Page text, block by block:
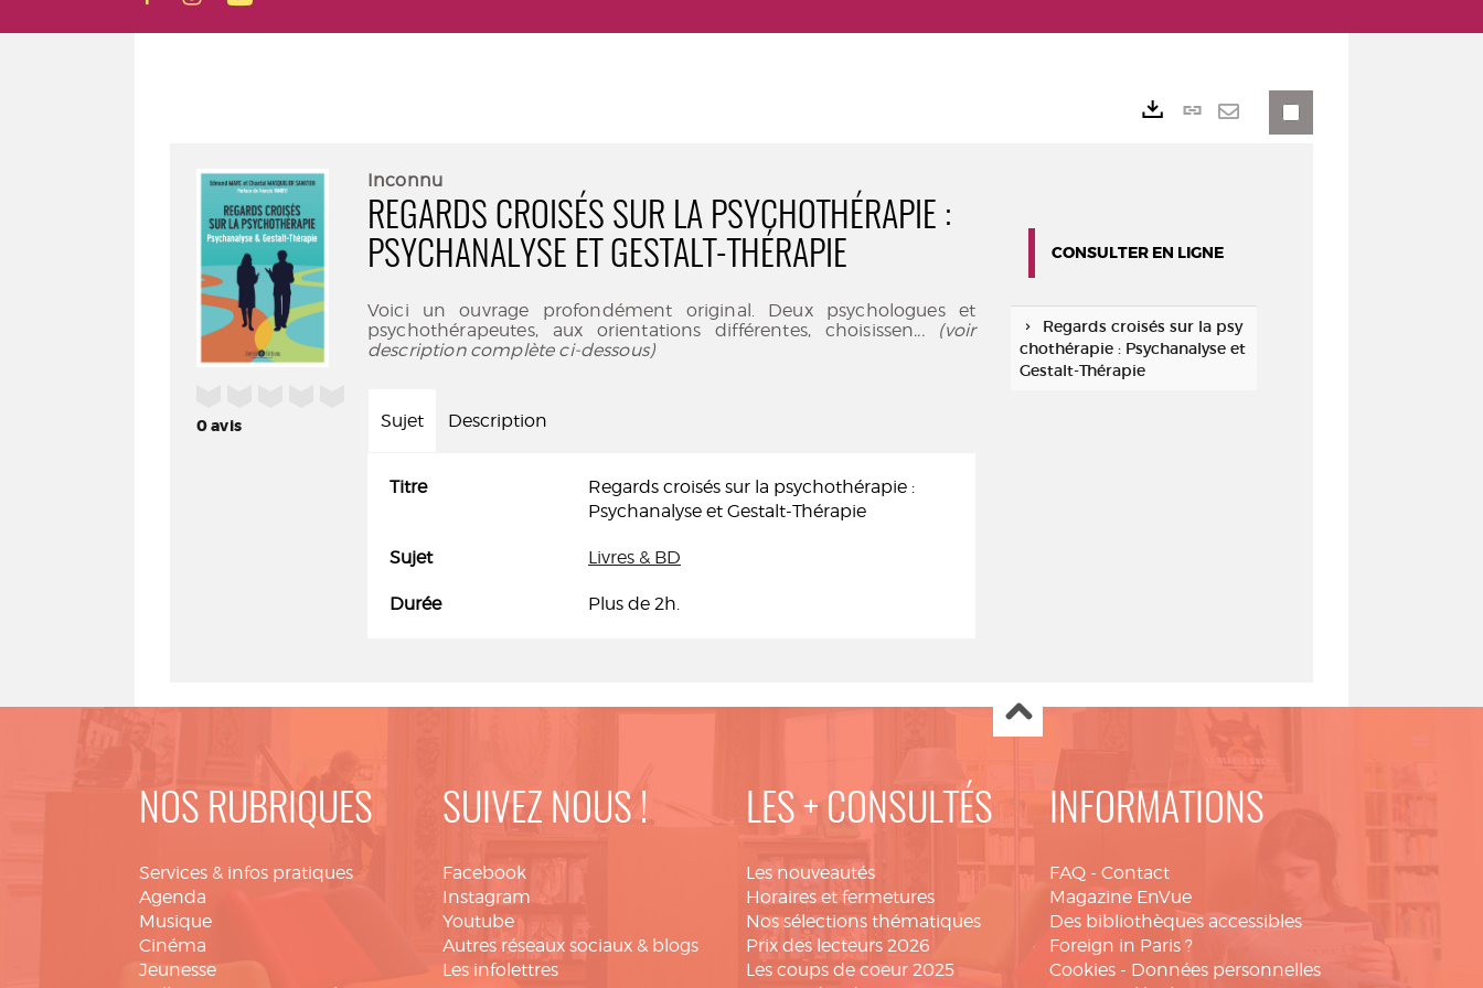
0avis
Inconnu
REGARDS CROISÉS SUR LA PSYCHOTHÉRAPIE :
PSYCHANALYSE ET GESTALT-THÉRAPIE
Voici un ouvrage profondément original. Deux psychologues et
psychothérapeutes, aux orientations différentes, choisissen... (voir
description complète ci-dessous)
Sujet Description
Titre
Regards croisés sur la psychothérapie :
Psychanalyse et Gestalt-Thérapie
Sujet Livres & BD
Durée Plus de 2h.
Lien
CONSULTER EN LIGNE
Regards croisés sur la psy
chothérapie : Psychanalyse et
Gestalt-Thérapie
NOS RUBRIQUES
Services & infos pratiques
Agenda
Musique
Cinéma
Jeunesse
SUIVEZ NOUS !
Facebook
Instagram
Youtube
Autres réseaux sociaux & blogs
Les infolettres
LES + CONSULTÉS
Les nouveautés
Horaires et fermetures
Nos sélections thématiques
Prix des lecteurs 2026
Les coups de coeur 2025
INFORMATIONS
FAQ - Contact
Magazine EnVue
Des bibliothèques accessibles
Foreign in Paris ?
Cookies - Données personnelles